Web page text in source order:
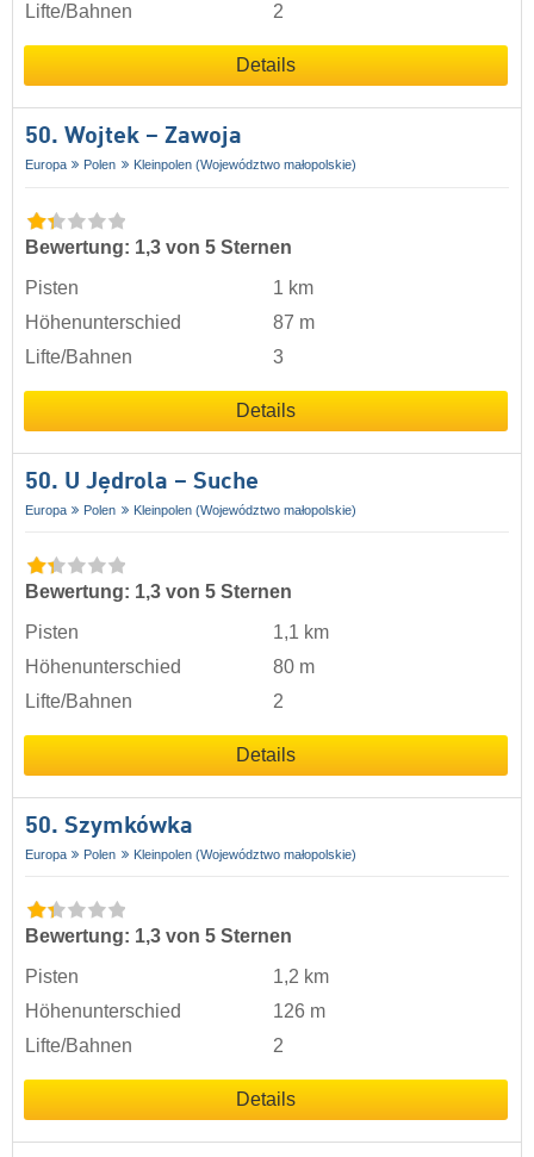
Lifte/Bahnen
2
Details
50. Wojtek – Zawoja
Europa Polen Kleinpolen (Województwo małopolskie)
Bewertung: 1,3 von 5 Sternen
Pisten
1 km
Höhenunterschied
87 m
Lifte/Bahnen
3
Details
50. U Jędrola – Suche
Europa Polen Kleinpolen (Województwo małopolskie)
Bewertung: 1,3 von 5 Sternen
Pisten
1,1 km
Höhenunterschied
80 m
Lifte/Bahnen
2
Details
50. Szymkówka
Europa Polen Kleinpolen (Województwo małopolskie)
Bewertung: 1,3 von 5 Sternen
Pisten
1,2 km
Höhenunterschied
126 m
Lifte/Bahnen
2
Details